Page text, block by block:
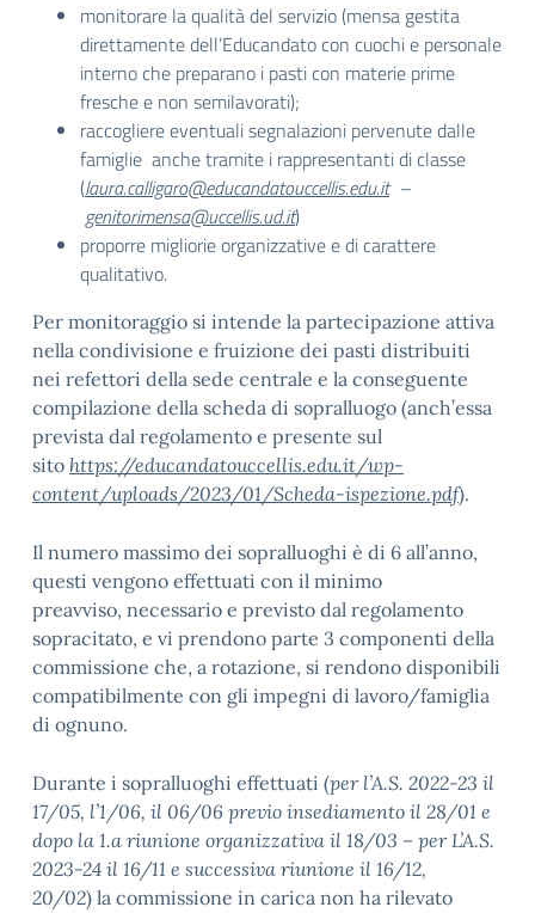
monitorare la qualità del servizio (mensa gestita
direttamente dell’Educandato con cuochi e personale
interno che preparano i pasti con materie prime
fresche e non semilavorati);
raccogliere eventuali segnalazioni pervenute dalle
famiglie anche tramite i rappresentanti di classe
(laura.calligaro@educandatouccellis.edu.it–
genitorimensa@uccellis.ud.it)
proporre migliorie organizzative e di carattere
qualitativo.
Per monitoraggio si intende la partecipazione attiva
nella condivisione e fruizione dei pasti distribuiti
nei refettori della sede centrale e la conseguente
compilazione della scheda di sopralluogo (anch’essa
prevista dal regolamento e presente sul
sito https://educandatouccellis.edu.it/wp-
content/uploads/2023/01/Scheda-ispezione.pdf).
Il numero massimo dei sopralluoghi è di 6 all’anno,
questi vengono effettuati con il minimo
preavviso, necessario e previsto dal regolamento
sopracitato, e vi prendono parte 3 componenti della
commissione che, a rotazione, si rendono disponibili
compatibilmente con gli impegni di lavoro/famiglia
di ognuno.
Durante i sopralluoghi effettuati (per l’A.S. 2022-23 il
17/05, l’1/06, il 06/06 previo insediamento il 28/01 e
dopo la 1.a riunione organizzativa il 18/03 – per L’A.S.
2023-24 il 16/11 e successiva riunione il 16/12,
20/02) la commissione in carica non ha rilevato